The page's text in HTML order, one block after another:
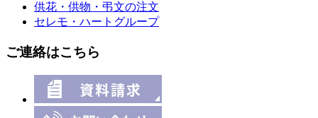
供花・供物・弔文の注文
セレモ・ハートグループ
ご連絡はこちら